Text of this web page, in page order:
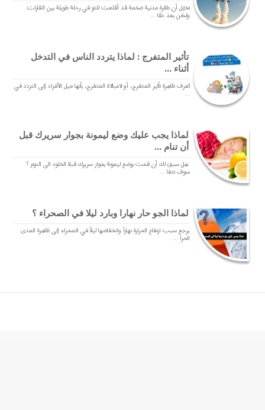
تخيّل أن طائرة مدنية ضخمة قد أقلعت للتو في رحلة طويلة بين القارات.
ولكن بعد دقا ...
تأثير المتفرج : لماذا يتردد الناس في التدخل
أثناء ...
تُعرف ظاهرة تأثير المتفرج، أو لامبالاة المتفرج، بأنها ميل الأفراد إلى التردد في
...
لماذا يجب عليك وضع ليمونة بجوار سريرك قبل
أن تنام ...
هل سبق لك أن قمت بوضع ليمونة بجوار سريرك قبلا الخلود الى النوم ؟
سوف تتفا ...
لماذا الجو حار نهارا وبارد ليلا في الصحراء ؟
يرجع سبب ارتفاع الحرارة نهاراً وانخفاضها ليلاً في الصحراء إلى ظاهرة المدى
الحرا ...